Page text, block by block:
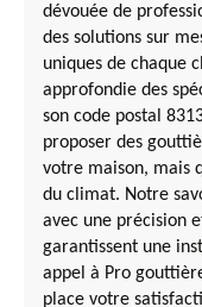
dévouée de
des solutions sur
uniques de chaque
approfondie des
son code postal
proposer des
votre maison, mais
du climat. Notre
avec une précision
garantissent une
appel à Pro
place votre